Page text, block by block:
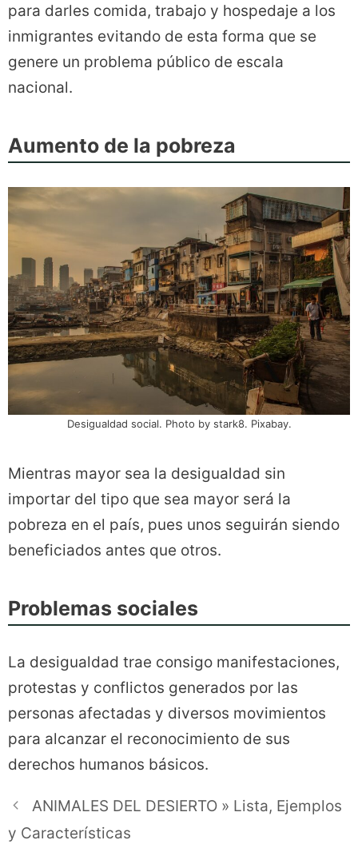
para darles comida, trabajo y hospedaje a los
inmigrantes evitando de esta forma que se
genere un problema público de escala
nacional.
Aumento de la pobreza
Desigualdad social. Photo by stark8. Pixabay.
Mientras mayor sea la desigualdad sin
importar del tipo que sea mayor será la
pobreza en el país, pues unos seguirán siendo
beneficiados antes que otros.
Problemas sociales
La desigualdad trae consigo manifestaciones,
protestas y conflictos generados por las
personas afectadas y diversos movimientos
para alcanzar el reconocimiento de sus
derechos humanos básicos.
ANIMALES DEL DESIERTO » Lista, Ejemplos
y Características